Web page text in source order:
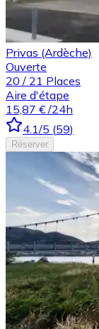
Privas (Ardèche)
Ouverte
20 / 21 Places
Aire d'étape
15,87 € /24h
4.1/5 (59)
Réserver